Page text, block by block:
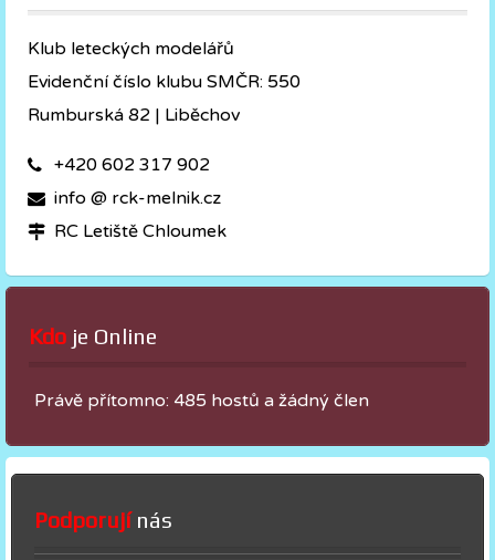
Klub leteckých modelářů
Evidenční číslo klubu SMČR: 550
Rumburská 82 | Liběchov
+420 602 317 902
info @ rck-melnik.cz
RC Letiště Chloumek
Kdo je Online
Právě přítomno: 485 hostů a žádný člen
Podporujínás